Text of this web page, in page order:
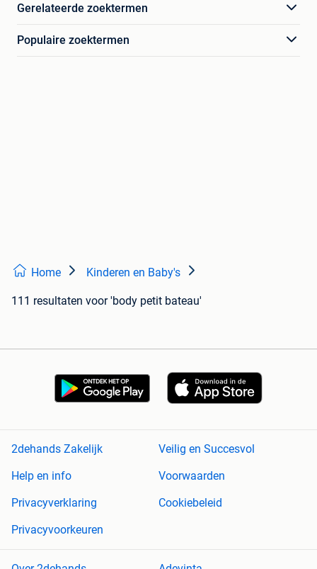
Gerelateerde zoektermen
Populaire zoektermen
Home Kinderen en Baby's
111 resultaten voor 'body petit bateau'
2dehands Zakelijk
Veilig en Succesvol
Help en info
Voorwaarden
Privacyverklaring
Cookiebeleid
Privacyvoorkeuren